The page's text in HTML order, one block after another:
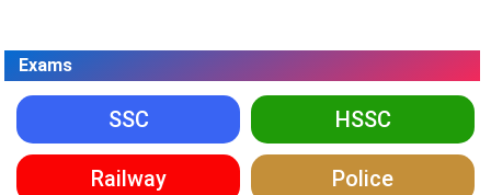
Exams
SSC HSSC
Railway Police